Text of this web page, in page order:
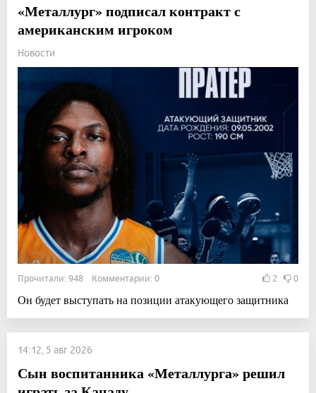
«Металлург» подписал контракт с
американским игроком
Новости
Прочитали: 948 Комментарии: 0 2 0
Он будет выступать на позиции атакующего защитника
14:12, 5 авг 2026
Сын воспитанника «Металлурга» решил